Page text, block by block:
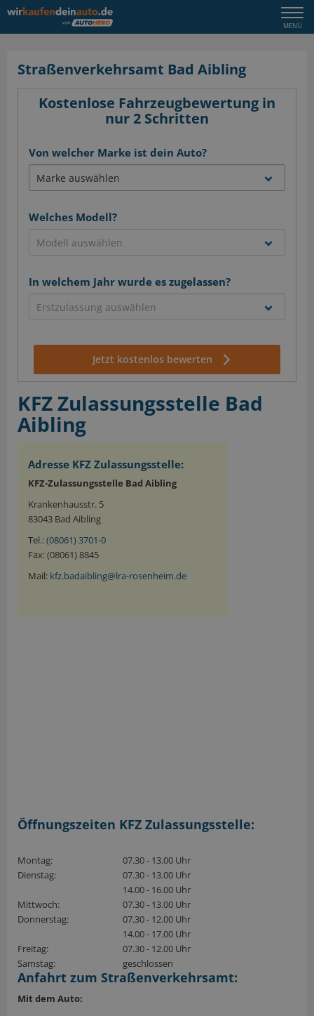
MENÜ
Straßenverkehrsamt Bad Aibling
Kostenlose Fahrzeugbewertung in
nur 2 Schritten
Von welcher Marke ist dein Auto?
Welches Modell?
In welchem Jahr wurde es zugelassen?
Jetzt kostenlos bewerten
KFZ Zulassungsstelle Bad
Aibling
Adresse KFZ Zulassungsstelle:
KFZ-Zulassungsstelle Bad Aibling
Krankenhausstr. 5
83043 Bad Aibling
Tel.:(08061) 3701-0
Fax: (08061) 8845
Mail: kfz.badaibling@lra-rosenheim.de
Öffnungszeiten KFZ Zulassungsstelle:
Montag:
07.30 - 13.00 Uhr
Dienstag:
07.30 - 13.00 Uhr
14.00 - 16.00 Uhr
Mittwoch:
07.30 - 13.00 Uhr
Donnerstag:
07.30 - 12.00 Uhr
14.00 - 17.00 Uhr
Freitag:
07.30 - 12.00 Uhr
Samstag:
geschlossen
Anfahrt zum Straßenverkehrsamt:
Mit dem Auto: